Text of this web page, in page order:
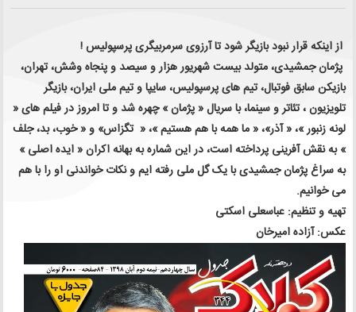
از اینکه قرار نبود بازیگر شود تا آرزوی سرمربیگری پرسپولیس !
پژمان جمشیدی، متولد بیست شهریور هزار و سیصد و پنجاه وشش، تهران،
بازیکن سابق فوتبال، تیم های پرسپولیس، سایپا و تیم ملی ایران، بازیگر
تلویزیون ، تئاتر و سینما، با سریال « پژمان » چهره شد و تا امروز در فیلم های «
لونه زنبور »، « آذر»، « ما همه با هم هستیم »، « تگزاس» و « خوب، بد، جلف
» به نقش آفرینی پرداخته است، در این شماره به بهانه اکران « ایده اصلی »
به سراغ پژمان جمشیدی با یک گل ملی رفته ایم و نکات خواندنی او را با هم
می خوانیم.
تهیه و تنظیم: عباسعلی اسکتی
عکس: آزاده امیرخان